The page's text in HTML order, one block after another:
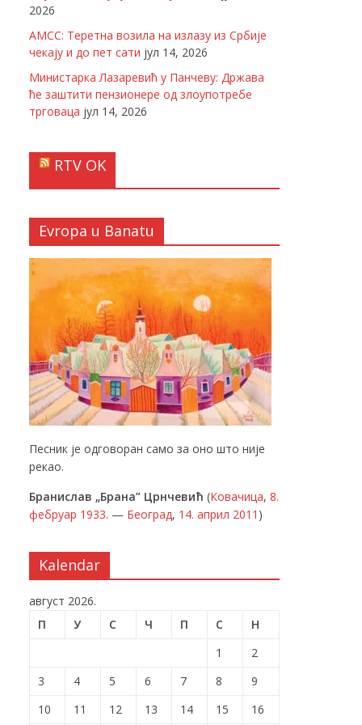
2026
АМСС: Теретна возила на излазу из Србије
чекају и до пет сати јул 14, 2026
Министарка Лазаревић у Панчеву: Држава
ће заштити пензионере од злоупотребе
трговаца јул 14, 2026
RTV OK
Evropa u Banatu
Песник је одговоран само за оно што није
рекао.
Бранислав „Брана” Црнчевић (Ковачица, 8.
фебруар 1933. — Београд, 14. април 2011 )
Kalendar
август 2026.
П
У С Ч П С
Н
1
2
3
4 5 6 7 8
9
10
11 12 13 14 15 16